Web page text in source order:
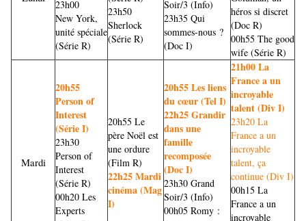
23h00
New York,
unité spéciale
(Série R)
23h50
Sherlock
(Série R)
Soir/3 (Info)
23h35 Qui
sommes-nous ?
(Doc I)
héros si discret
(Doc R)
00h55 The good
wife (Série R)
Mardi
20h55
Person of
Interest
(Série I)
23h30
Person of
Interest
(Série R)
00h20 Les
Experts
20h55 Le
père Noël est
une ordure
(Film R)
22h25 Mardi
cinéma (Mag
I)
20h55 Les liens
du cœur (Tel I)
22h25 Grandir
dans une
famille
recomposée
(Doc I)
23h30 Grand
Soir/3 (Info)
00h05 Romy :
21h00 La
France a un
incroyable
talent (Div I)
23h20 La
France a un
incroyable
talent, ça
continue (Div I)
00h15 La
France a un
incroyable